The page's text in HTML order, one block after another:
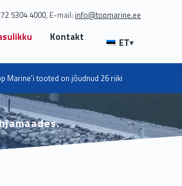
5304 4000 E-mail: info@topmarine.ee
Kontakt ET▾
Marine'i tooted on jõudnud 26 riiki